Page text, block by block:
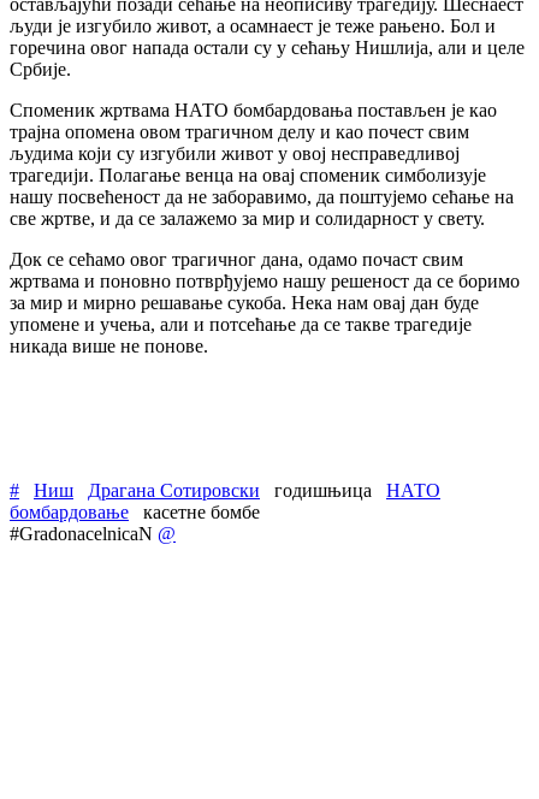
људи је изгубило живот, а осамнаест је теже рањено. Бол и
горечина овог напада остали су у сећању Нишлија, али и целе
Србије.
Споменик жртвама НАТО бомбардовања постављен је као
трајна опомена овом трагичном делу и као почест свим
људима који су изгубили живот у овој несправедливој
трагедији. Полагање венца на овај споменик симболизује
нашу посвећеност да не заборавимо, да поштујемо сећање на
све жртве, и да се залажемо за мир и солидарност у свету.
Док се сећамо овог трагичног дана, одамо почаст свим
жртвама и поновно потврђујемо нашу решеност да се боримо
за мир и мирно решавање сукоба. Нека нам овај дан буде
упомене и учења, али и потсећање да се такве трагедије
никада више не понове.
# Ниш Драгана Сотировски годишњица
НАТО
бомбардовање
касетне бомбе
#GradonacelnicaN @